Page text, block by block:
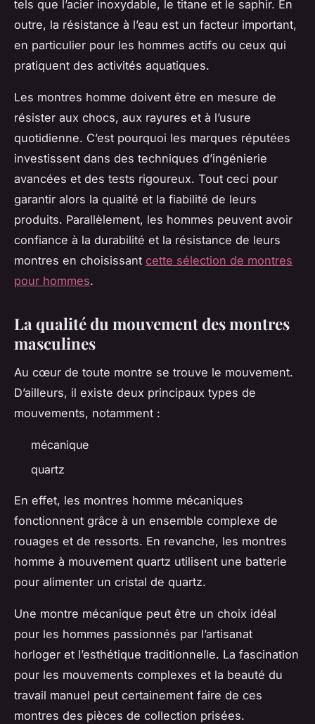
tels que l’acier inoxydable, le titane et le saphir. En
outre, la résistance à l’eau est un facteur important,
en particulier pour les hommes actifs ou ceux qui
pratiquent des activités aquatiques.
Les montres homme doivent être en mesure de
résister aux chocs, aux rayures et à l’usure
quotidienne. C’est pourquoi les marques réputées
investissent dans des techniques d’ingénierie
avancées et des tests rigoureux. Tout ceci pour
garantir alors la qualité et la fiabilité de leurs
produits. Parallèlement, les hommes peuvent avoir
confiance à la durabilité et la résistance de leurs
montres en choisissant cette sélection de montres
pour hommes.
La qualité du mouvement des montres
masculines
Au cœur de toute montre se trouve le mouvement.
D’ailleurs, il existe deux principaux types de
mouvements, notamment :
mécanique
quartz
En effet, les montres homme mécaniques
fonctionnent grâce à un ensemble complexe de
rouages et de ressorts. En revanche, les montres
homme à mouvement quartz utilisent une batterie
pour alimenter un cristal de quartz.
Une montre mécanique peut être un choix idéal
pour les hommes passionnés par l’artisanat
horloger et l’esthétique traditionnelle. La fascination
pour les mouvements complexes et la beauté du
travail manuel peut certainement faire de ces
montres des pièces de collection prisées.